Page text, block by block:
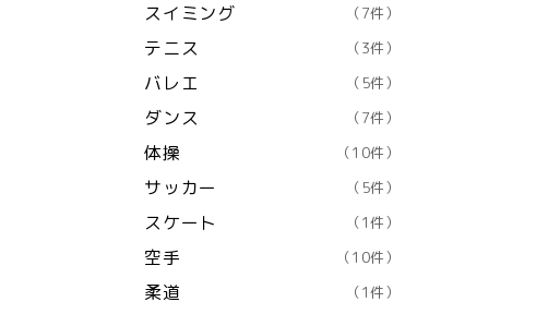
スイミング （7件）
テニス （3件）
バレエ （5件）
ダンス （7件）
体操 （10件）
サッカー （5件）
スケート （1件）
空手 （10件）
柔道 （1件）